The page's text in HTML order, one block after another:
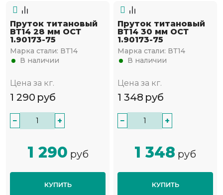
Пруток титановый
ВТ14 28 мм ОСТ
1.90173-75
Марка стали: ВТ14
В наличии
Цена за кг.
1 290 руб
− +
1 290 руб
КУПИТЬ
Пруток титановый
ВТ14 30 мм ОСТ
1.90173-75
Марка стали: ВТ14
В наличии
Цена за кг.
1 348 руб
− +
1 348 руб
КУПИТЬ